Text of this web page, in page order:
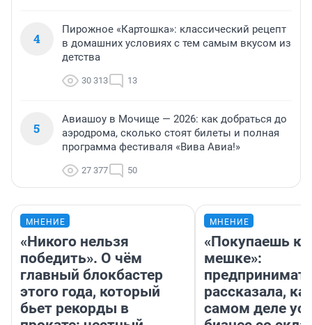
4
Пирожное «Картошка»: классический рецепт
в домашних условиях с тем самым вкусом из
детства
30 313 13
5
Авиашоу в Мочище — 2026: как добраться до
аэродрома, сколько стоят билеты и полная
программа фестиваля «Вива Авиа!»
27 377 50
МНЕНИЕ
«Никого нельзя
победить». О чём
главный блокбастер
этого года, который
бьет рекорды в
МНЕНИЕ
«Покупаешь
мешке»:
рассказала,
самом деле